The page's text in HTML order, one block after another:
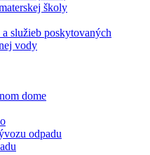
školy
služieb poskytovaných
vody
dome
odpadu